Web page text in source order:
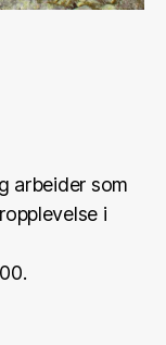
arbeider som
i